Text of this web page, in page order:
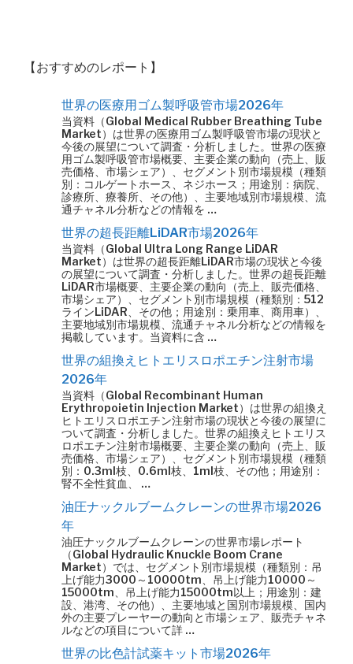
【おすすめのレポート】
世界の医療用ゴム製呼吸管市場2026年
当資料（Global Medical Rubber Breathing Tube
Market）は世界の医療用ゴム製呼吸管市場の現状と
今後の展望について調査・分析しました。世界の医療
用ゴム製呼吸管市場概要、主要企業の動向（売上、販
売価格、市場シェア）、セグメント別市場規模（種類
別：コルゲートホース、ネジホース；用途別：病院、
診療所、療養所、その他）、主要地域別市場規模、流
通チャネル分析などの情報を …
世界の超長距離LiDAR市場2026年
当資料（Global Ultra Long Range LiDAR
Market）は世界の超長距離LiDAR市場の現状と今後
の展望について調査・分析しました。世界の超長距離
LiDAR市場概要、主要企業の動向（売上、販売価格、
市場シェア）、セグメント別市場規模（種類別：512
ラインLiDAR、その他；用途別：乗用車、商用車）、
主要地域別市場規模、流通チャネル分析などの情報を
掲載しています。当資料に含 …
世界の組換えヒトエリスロポエチン注射市場
2026年
当資料（Global Recombinant Human
Erythropoietin Injection Market）は世界の組換え
ヒトエリスロポエチン注射市場の現状と今後の展望に
ついて調査・分析しました。世界の組換えヒトエリス
ロポエチン注射市場概要、主要企業の動向（売上、販
売価格、市場シェア）、セグメント別市場規模（種類
別：0.3ml枝、0.6ml枝、1ml枝、その他；用途別：
腎不全性貧血、 …
油圧ナックルブームクレーンの世界市場2026
年
油圧ナックルブームクレーンの世界市場レポート
（Global Hydraulic Knuckle Boom Crane
Market）では、セグメント別市場規模（種類別：吊
上げ能力3000～10000tm、吊上げ能力10000～
15000tm、吊上げ能力15000tm以上；用途別：建
設、港湾、その他）、主要地域と国別市場規模、国内
外の主要プレーヤーの動向と市場シェア、販売チャネ
ルなどの項目について詳 …
世界の比色計試薬キット市場2026年